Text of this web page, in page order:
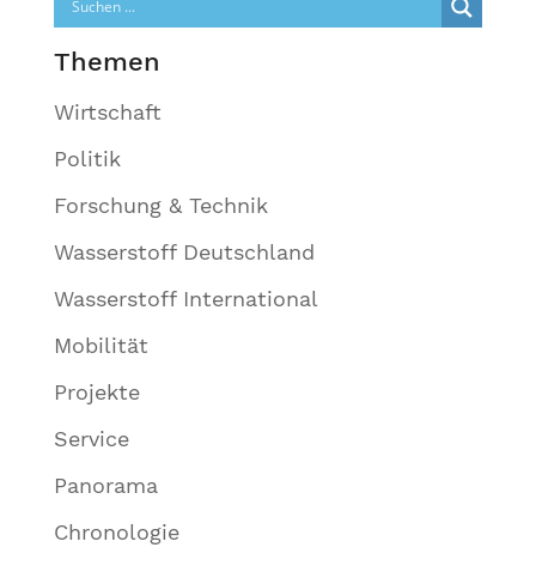
Themen
Wirtschaft
Politik
Forschung & Technik
Wasserstoff Deutschland
Wasserstoff International
Mobilität
Projekte
Service
Panorama
Chronologie